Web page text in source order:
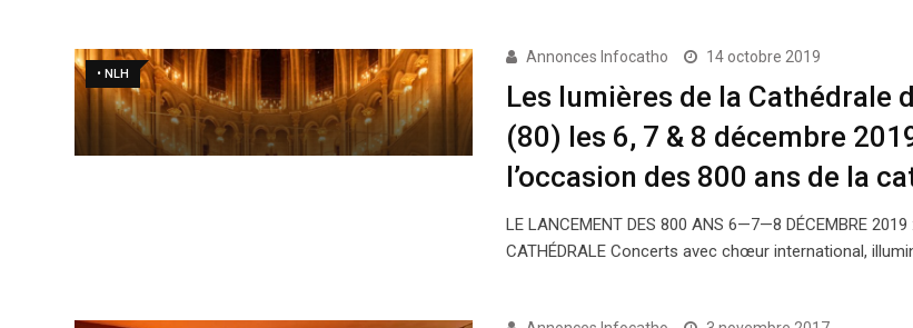
• NLH
Annonces Infocatho 14 octobre 2019
Les lumières de la Cathédrale
(80) les 6, 7 & 8 décembre
l’occasion des 800 ans de la
LE LANCEMENT DES 800 ANS 6—7—8 DÉCEMBRE 2019
CATHÉDRALE Concerts avec chœur international,